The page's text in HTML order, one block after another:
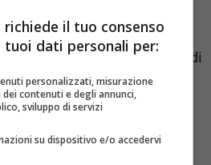
anziano giornalista cieco,
aveva difeso Alex dall’accusa di
sapere più di quanto dice, e
madre di Nina. Ma quando il
punto di parlare con lei,
uomo incappucciato.
il tuo consenso
dati personali per:
personalizzati, misurazione
contenuti e degli annunci,
sviluppo di servizi
su dispositivo e/o accedervi